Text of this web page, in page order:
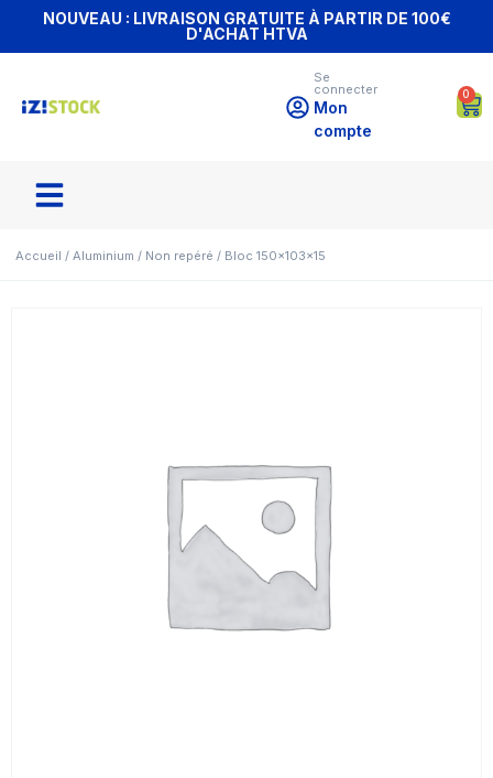
NOUVEAU : LIVRAISON GRATUITE À PARTIR DE 100€
D'ACHAT HTVA
Se
connecter
Mon
compte
0
Accueil / Aluminium / Non repéré / Bloc 150x103x15